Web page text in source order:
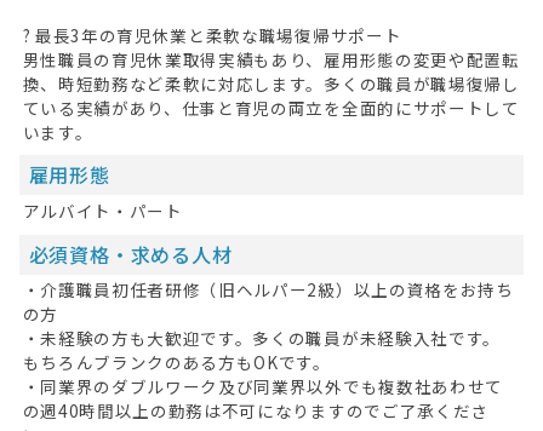
? 最長3年の育児休業と柔軟な職場復帰サポート
男性職員の育児休業取得実績もあり、雇用形態の変更や配置転
換、時短勤務など柔軟に対応します。多くの職員が職場復帰し
ている実績があり、仕事と育児の両立を全面的にサポートして
います。
雇用形態
アルバイト・パート
必須資格・求める人材
・介護職員初任者研修（旧ヘルパー2級）以上の資格をお持ち
の方
・未経験の方も大歓迎です。多くの職員が未経験入社です。
もちろんブランクのある方もOKです。
・同業界のダブルワーク及び同業界以外でも複数社あわせて
の週40時間以上の勤務は不可になりますのでご了承くださ